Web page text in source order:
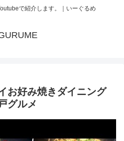
で紹介します。｜いーぐるめ
お好み焼きダイニング
グルメ